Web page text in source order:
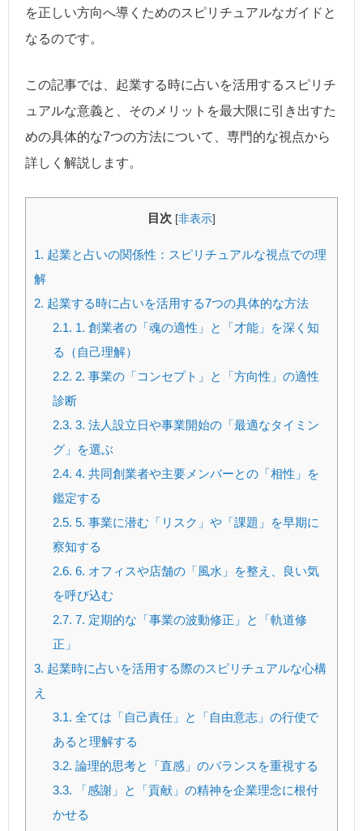
を正しい方向へ導くためのスピリチュアルなガイドと
なるのです。
この記事では、起業する時に占いを活用するスピリチ
ュアルな意義と、そのメリットを最大限に引き出すた
めの具体的な7つの方法について、専門的な視点から
詳しく解説します。
目次 [非表示]
1. 起業と占いの関係性：スピリチュアルな視点での理
解
2. 起業する時に占いを活用する7つの具体的な方法
2.1. 1. 創業者の「魂の適性」と「才能」を深く知
る（自己理解）
2.2. 2. 事業の「コンセプト」と「方向性」の適性
診断
2.3. 3. 法人設立日や事業開始の「最適なタイミン
グ」を選ぶ
2.4. 4. 共同創業者や主要メンバーとの「相性」を
鑑定する
2.5. 5. 事業に潜む「リスク」や「課題」を早期に
察知する
2.6. 6. オフィスや店舗の「風水」を整え、良い気
を呼び込む
2.7. 7. 定期的な「事業の波動修正」と「軌道修
正」
3. 起業時に占いを活用する際のスピリチュアルな心構
え
3.1. 全ては「自己責任」と「自由意志」の行使で
あると理解する
3.2. 論理的思考と「直感」のバランスを重視する
3.3. 「感謝」と「貢献」の精神を企業理念に根付
かせる